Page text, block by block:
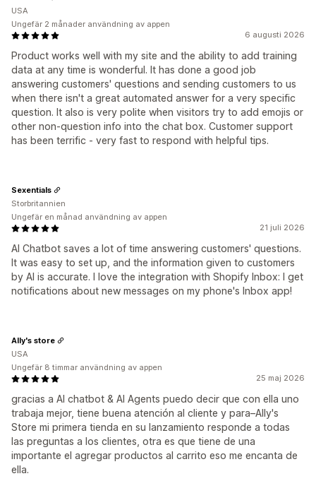
6 augusti 2026
Product works well with my site and the ability to add training
data at any time is wonderful. It has done a good job
answering customers' questions and sending customers to us
when there isn't a great automated answer for a very specific
question. It also is very polite when visitors try to add emojis or
other non-question info into the chat box. Customer support
has been terrific - very fast to respond with helpful tips.
USA
Ungefär 2 månader användning av appen
21 juli 2026
AI Chatbot saves a lot of time answering customers' questions.
It was easy to set up, and the information given to customers
by AI is accurate. I love the integration with Shopify Inbox: I get
notifications about new messages on my phone's Inbox app!
Sexentials
Storbritannien
Ungefär en månad användning av appen
25 maj 2026
gracias a AI chatbot & AI Agents puedo decir que con ella uno
trabaja mejor, tiene buena atención al cliente y para–Ally's
Store mi primera tienda en su lanzamiento responde a todas
las preguntas a los clientes, otra es que tiene de una
importante el agregar productos al carrito eso me encanta de
ella.
Ally's store
USA
Ungefär 8 timmar användning av appen